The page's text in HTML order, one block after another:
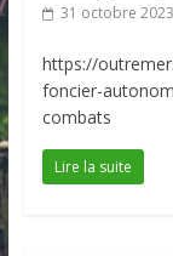
31 octobre 2023
https://
foncier-
combats
Lire la suite